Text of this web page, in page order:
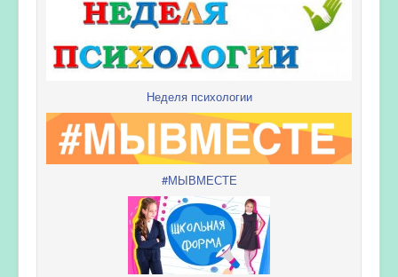
Неделя психологии
#МЫВМЕСТЕ